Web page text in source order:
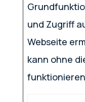
und Zugriff
Webseite
kann ohne